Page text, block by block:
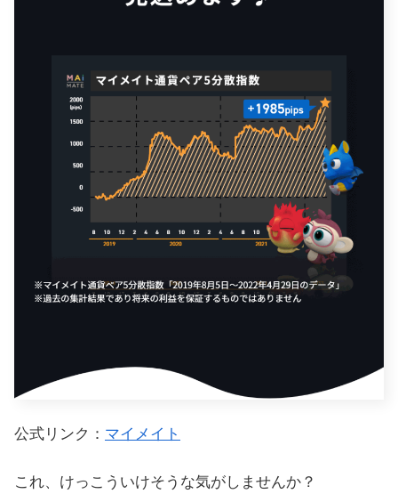
公式リンク： マイメイト
これ、けっこういけそうな気がしませんか？